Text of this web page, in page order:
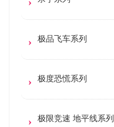
极品飞车系列
极度恐慌系列
极限竞速 地平线系列